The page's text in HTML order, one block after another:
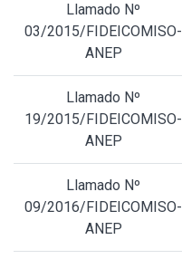
Llamado Nº
03/2015/FIDEICOMISO-
ANEP
Llamado Nº
19/2015/FIDEICOMISO-
ANEP
Llamado Nº
09/2016/FIDEICOMISO-
ANEP